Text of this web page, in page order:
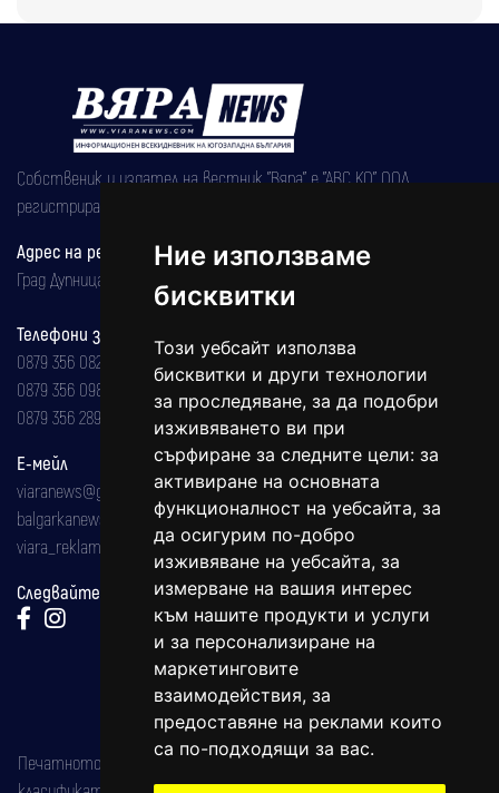
Ние използваме
бисквитки
Този уебсайт използва
бисквитки и други технологии
за проследяване, за да подобри
изживяването ви при
сърфиране за следните цели: за
активиране на основната
функционалност на уебсайта, за
да осигурим по-добро
изживяване на уебсайта, за
измерване на вашия интерес
към нашите продукти и услуги
и за персонализиране на
маркетинговите
взаимодействия, за
предоставяне на реклами които
са по-подходящи за вас.
Собственик и издател на вестник "Вяра" е "АВС КО" ООД,
регистрирана на 08.05.2002 година.
Адрес на редакцията
Град Дупница, ул.''Христо Ботев" 43
Телефони за реклама и абонаменти
0879 356 082
0879 356 098
0879 356 289
Е-мейл
viaranews@gmail.com
balgarkanews@gmail.com
viara_reklama@mail.bg
Следвайте ни:
Печатното издание на вестника е регистрирано в националния